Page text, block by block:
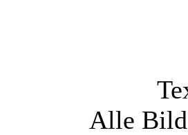
Alle